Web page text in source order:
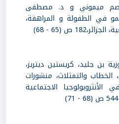
ميموني و د. مصطفى
في الطفولة و المراهقة،
ص (65 - 68)
بن جليد، كريستين ديتريز،
الخطاب والتمثلاث، منشورات
الاجتماعية